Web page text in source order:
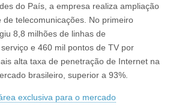
do País, a empresa realiza ampliação
telecomunicações. No primeiro
8,8 milhões de linhas de
e 460 mil pontos de TV por
alta taxa de penetração de Internet na
brasileiro, superior a 93%.
exclusiva para o mercado